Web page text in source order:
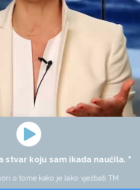
stvar koju sam ikada naučila. "
o tome kako je lako vježbati TM